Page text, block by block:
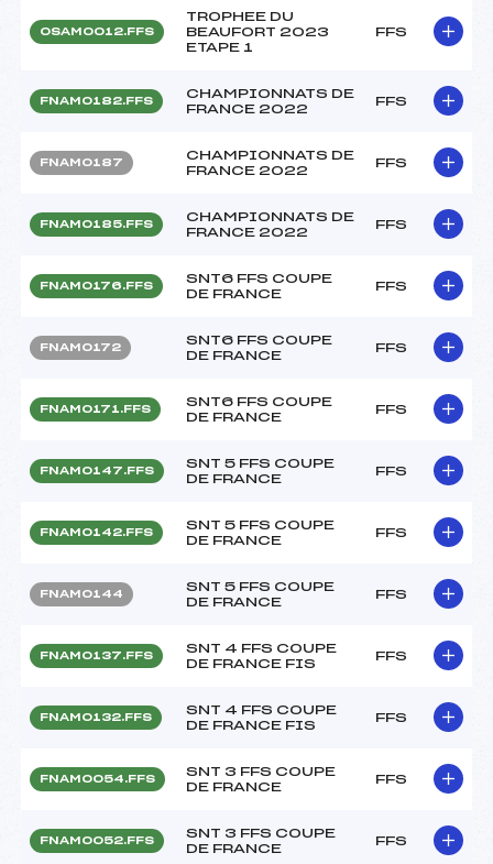
OSAM0012.FFS
TROPHEE DU
BEAUFORT 2023
ETAPE 1
FFS
FNAM0182.FFS
CHAMPIONNATS DE
FRANCE 2022
FFS
FNAM0187
CHAMPIONNATS DE
FRANCE 2022
FFS
FNAM0185.FFS
CHAMPIONNATS DE
FRANCE 2022
FFS
FNAM0176.FFS
SNT6 FFS COUPE
DE FRANCE
FFS
FNAM0172
SNT6 FFS COUPE
DE FRANCE
FFS
FNAM0171.FFS
SNT6 FFS COUPE
DE FRANCE
FFS
FNAM0147.FFS
SNT 5 FFS COUPE
DE FRANCE
FFS
FNAM0142.FFS
SNT 5 FFS COUPE
DE FRANCE
FFS
FNAM0144
SNT 5 FFS COUPE
DE FRANCE
FFS
FNAM0137.FFS
SNT 4 FFS COUPE
DE FRANCE FIS
FFS
FNAM0132.FFS
SNT 4 FFS COUPE
DE FRANCE FIS
FFS
FNAM0054.FFS
SNT 3 FFS COUPE
DE FRANCE
FFS
FNAM0052.FFS
SNT 3 FFS COUPE
DE FRANCE
FFS